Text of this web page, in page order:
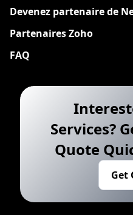
Devenez partenaire de
Partenaires Zoho
FAQ
Services?
Quote
Get